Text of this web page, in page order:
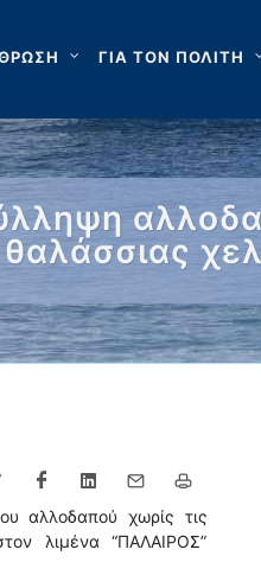
ΓΙΑ ΤΟΝ ΠΟΛΙΤΗ
αλλοδαπού χωρίς τις
λιμένα “ΠΑΛΑΙΡΟΣ”